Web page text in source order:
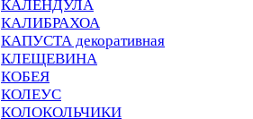
КАЛЕНДУЛА
КАЛИБРАХОА
КАПУСТА декоративная
КЛЕЩЕВИНА
КОБЕЯ
КОЛЕУС
КОЛОКОЛЬЧИКИ